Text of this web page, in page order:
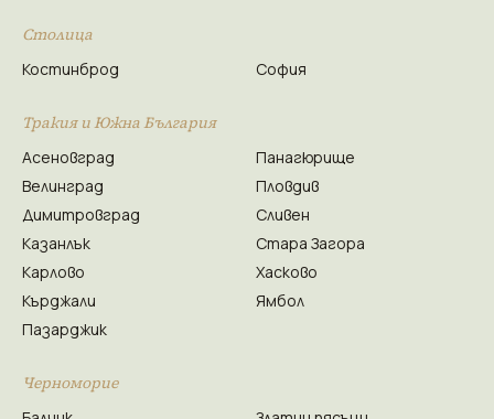
Столица
Костинброд София
Тракия и Южна България
Асеновград
Велинград
Димитровград
Казанлък
Карлово
Кърджали
Пазарджик
Панагюрище
Пловдив
Сливен
Стара Загора
Хасково
Ямбол
Черноморие